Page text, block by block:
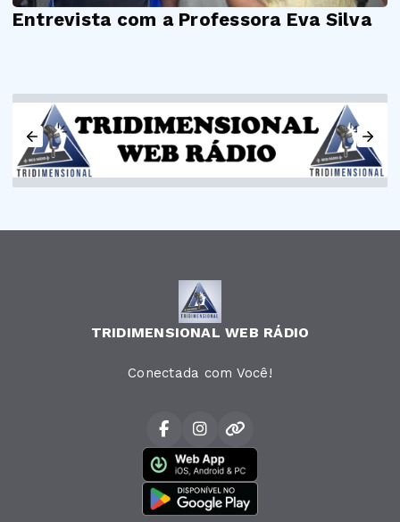
Entrevista com a Professora Eva Silva
TRIDIMENSIONAL WEB RÁDIO
Conectada com Você!